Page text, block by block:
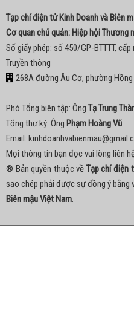
Tạp chí điện tử Kinh Doanh và Biên
Cơ quan chủ quản: Hiệp hội Thương
Số giấy phép: số 450/GP-BTTTT,
Truyền thông
268A đường Âu Cơ, phường
Phó Tổng biên tập: Ông Tạ Trung
Tổng thư ký: Ông Phạm Hoàng Vũ
Email:
Mọi thông tin bạn đọc vui lòng liên
® Bản quyền thuộc về Tạp chí điện
sao chép phải được sự đồng ý bằng
Biên mậu Việt Nam.